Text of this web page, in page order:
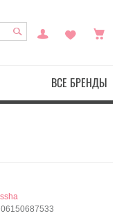
ВСЕ БРЕНДЫ